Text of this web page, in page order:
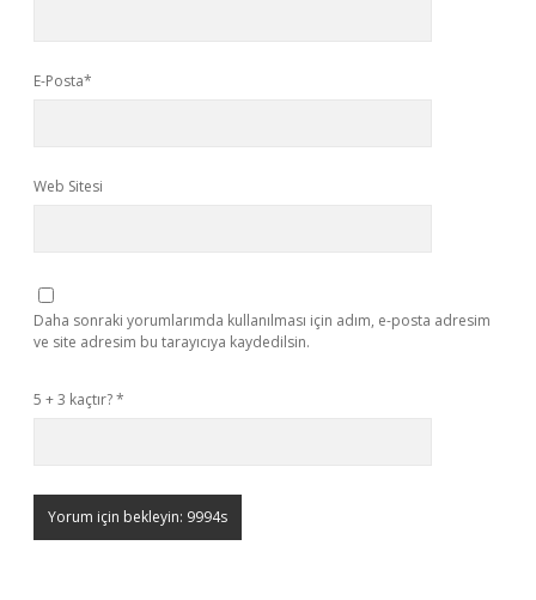
E-Posta*
Web Sitesi
Daha sonraki yorumlarımda kullanılması için adım, e-posta adresim
ve site adresim bu tarayıcıya kaydedilsin.
5 + 3 kaçtır?*